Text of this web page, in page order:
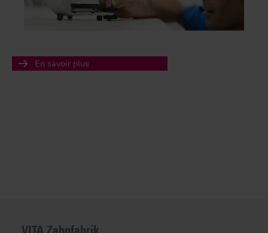
En savoir plus